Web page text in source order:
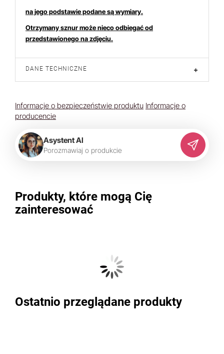
na jego podstawie podane są wymiary.
Otrzymany sznur może nieco odbiegać od
przedstawionego na zdjęciu.
DANE TECHNICZNE +
Informacje o bezpieczeństwie produktu Informacje o
producencie
Asystent AI
Porozmawiaj o produkcie
Produkty, które mogą Cię
zainteresować
Ostatnio przeglądane produkty